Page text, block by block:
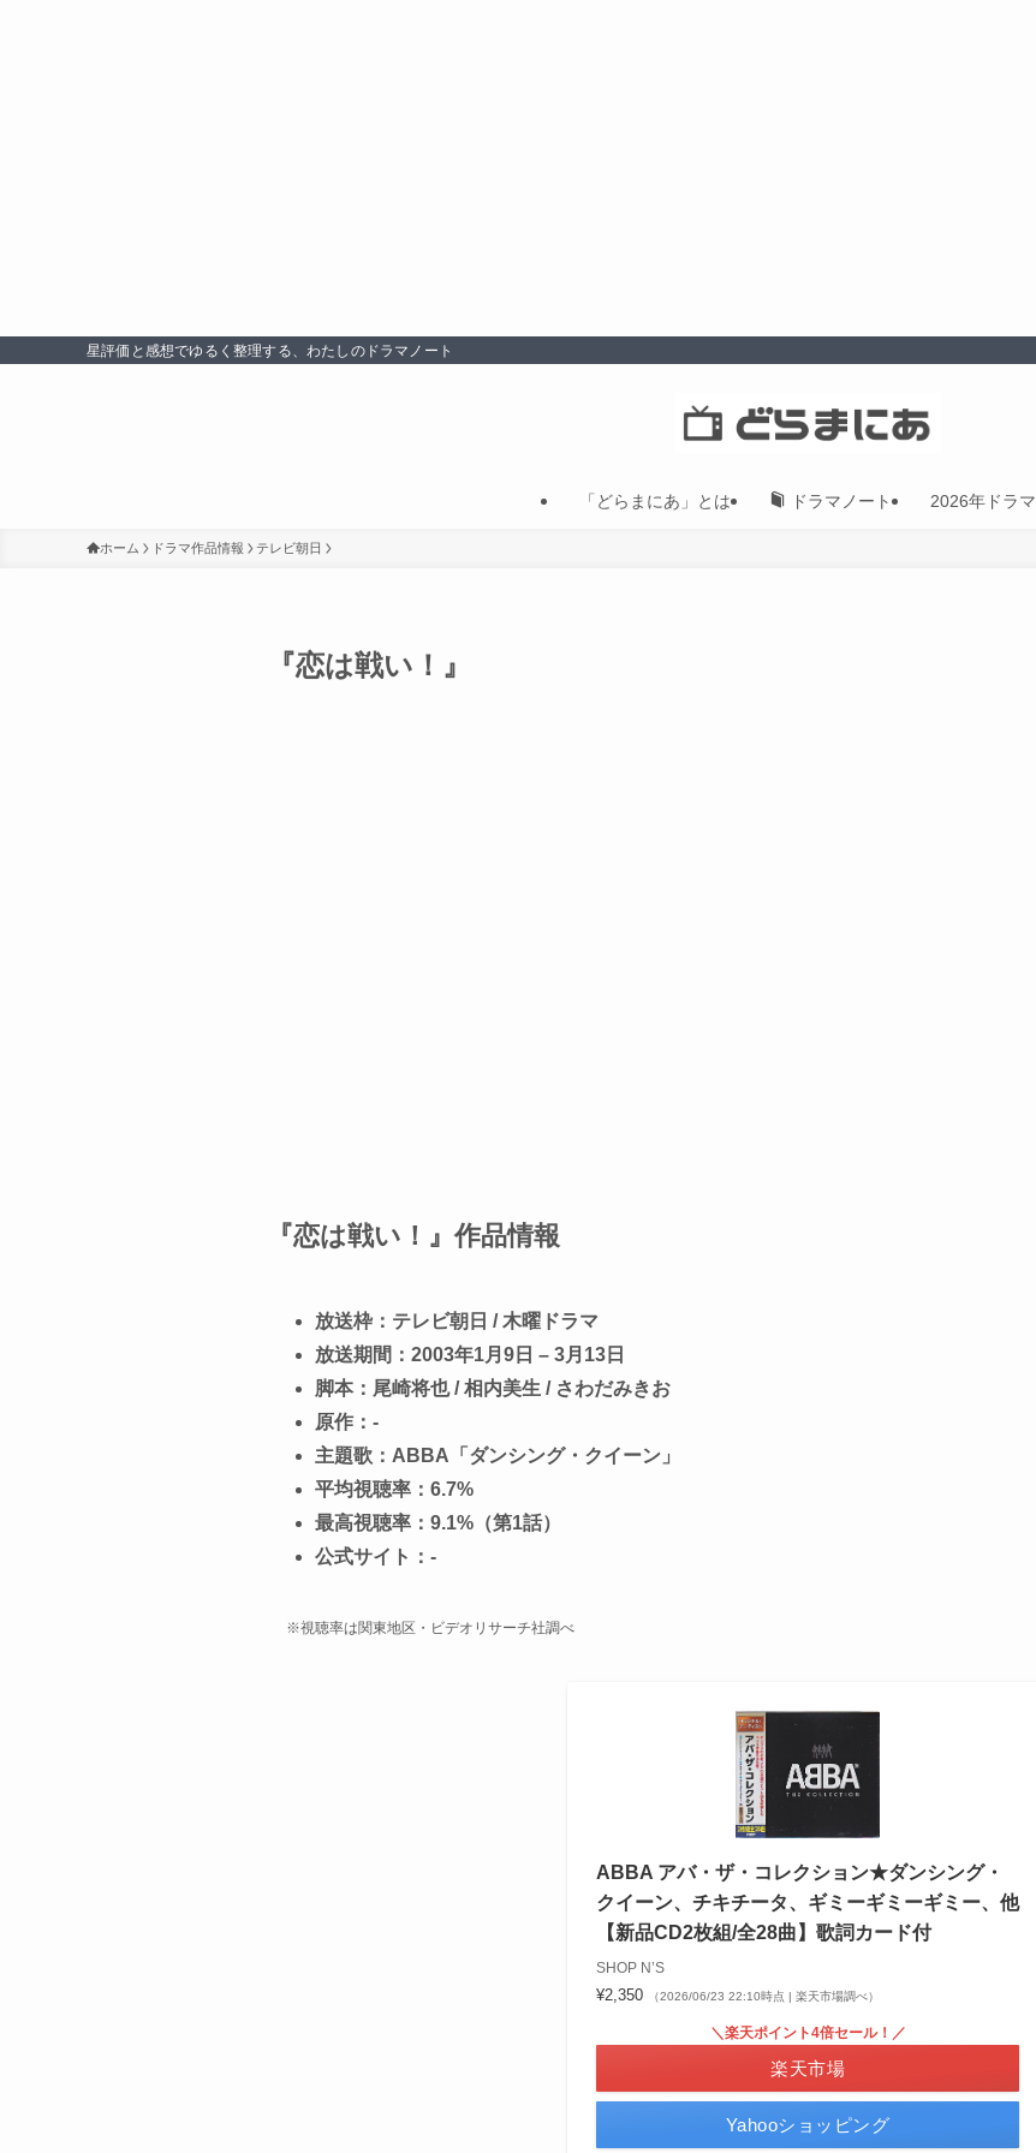
星評価と感想でゆるく整理する、わたしのドラマノート
「どらまにあ」とは ドラマノート 2026年ドラマ
ホーム ドラマ作品情報 テレビ朝日
『恋は戦い！』
『恋は戦い！』作品情報
放送枠：テレビ朝日 / 木曜ドラマ
放送期間：2003年1月9日 – 3月13日
脚本：尾崎将也 / 相内美生 / さわだみきお
原作：-
主題歌：ABBA「ダンシング・クイーン」
平均視聴率：6.7%
最高視聴率：9.1%（第1話）
公式サイト：-
※視聴率は関東地区・ビデオリサーチ社調べ
ABBA アバ・ザ・コレクション★ダンシング・
クイーン、チキチータ、ギミーギミーギミー、他
【新品CD2枚組/全28曲】歌詞カード付
SHOP N’S
¥2,350 （2026/06/23 22:10時点 | 楽天市場調べ）
＼楽天ポイント4倍セール！／
楽天市場
Yahooショッピング